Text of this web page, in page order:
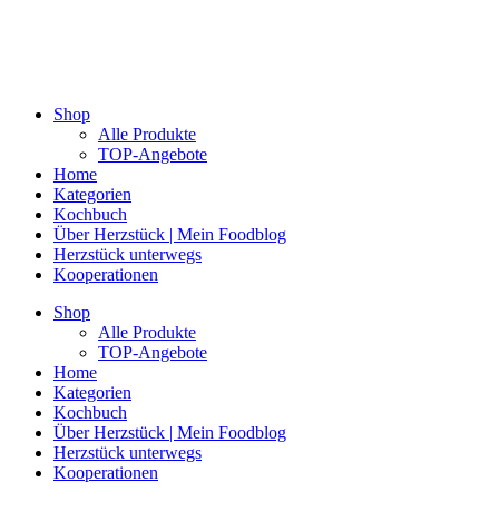
Shop
Alle Produkte
TOP-Angebote
Home
Kategorien
Kochbuch
Über Herzstück | Mein Foodblog
Herzstück unterwegs
Kooperationen
Shop
Alle Produkte
TOP-Angebote
Home
Kategorien
Kochbuch
Über Herzstück | Mein Foodblog
Herzstück unterwegs
Kooperationen